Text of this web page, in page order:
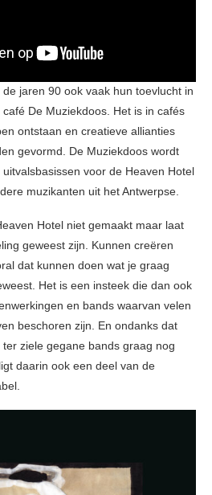
jaren 90 ook vaak hun toevlucht in
De Muziekdoos. Het is in cafés
ontstaan en creatieve allianties
gevormd. De Muziekdoos wordt
voor de Heaven Hotel
muzikanten uit het Antwerpse.
Hotel niet gemaakt maar laat
geweest zijn. Kunnen creëren
dat kunnen doen wat je graag
Het is een insteek die dan ook
en bands waarvan velen
beschoren zijn. En ondanks dat
ziele gegane bands graag nog
daarin ook een deel van de